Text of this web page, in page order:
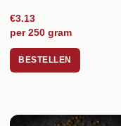
€3.13
per 250 gram
BESTELLEN